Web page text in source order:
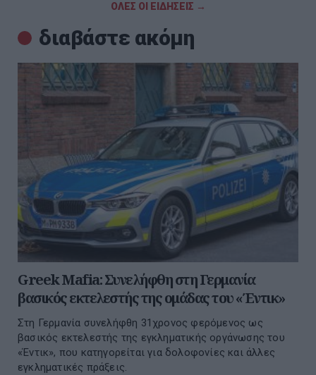
ΟΛΕΣ ΟΙ ΕΙΔΗΣΕΙΣ →
διαβάστε ακόμη
Greek Mafia: Συνελήφθη στη Γερμανία
βασικός εκτελεστής της ομάδας του «Έντικ»
Στη Γερμανία συνελήφθη 31χρονος φερόμενος ως
βασικός εκτελεστής της εγκληματικής οργάνωσης του
«Έντικ», που κατηγορείται για δολοφονίες και άλλες
εγκληματικές πράξεις.